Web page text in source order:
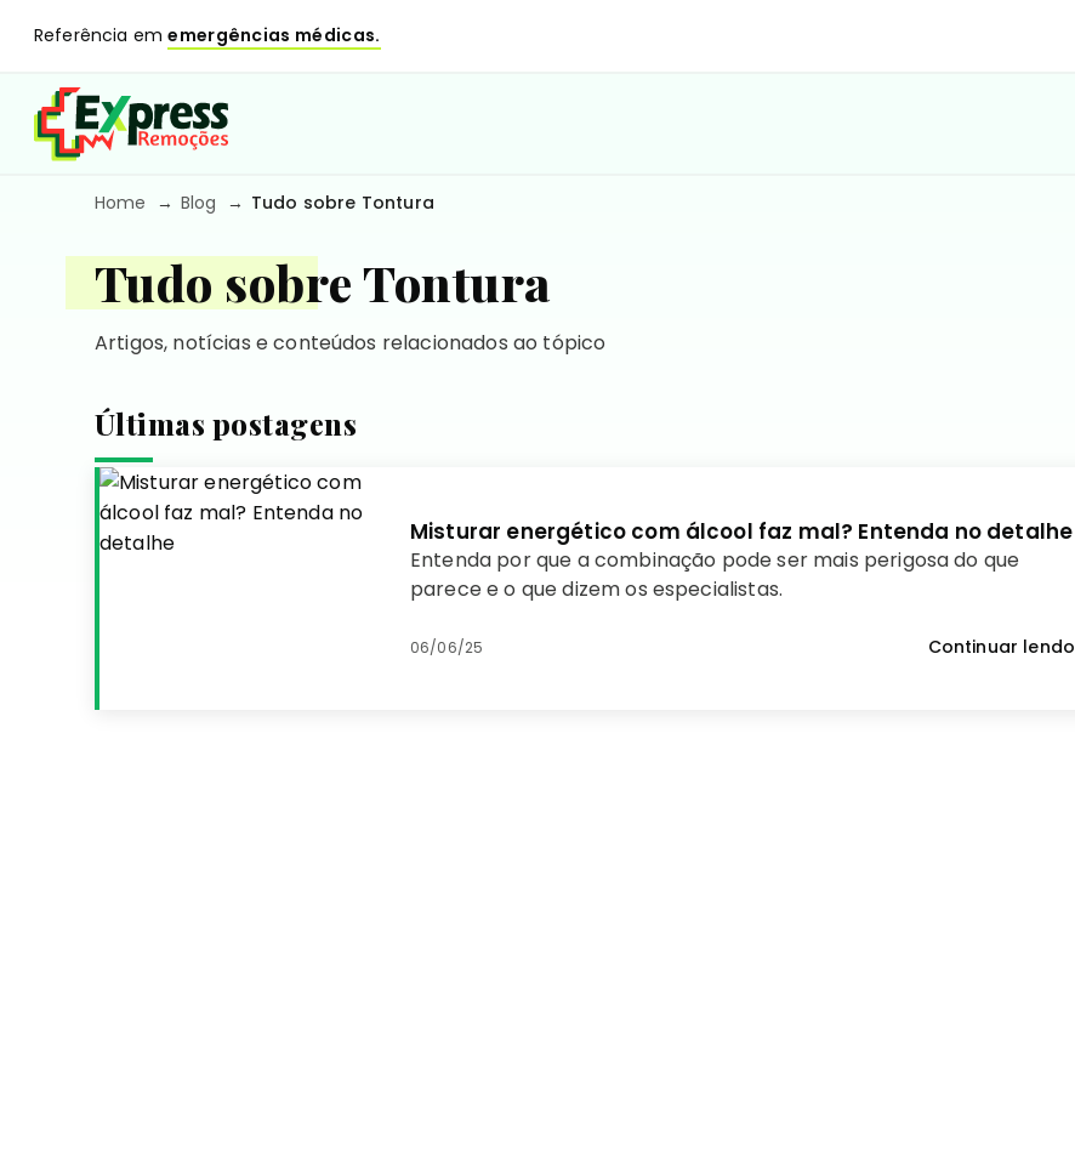
Referência ememergências médicas.
Home Blog Tudo sobre Tontura
Tudo sobre Tontura
Artigos, notícias e conteúdos relacionados ao tópico
Últimas postagens
Misturar energético com álcool faz mal? Entenda no detalhe
Entenda por que a combinação pode ser mais perigosa do que
parece e o que dizem os especialistas.
06/06/25 Continuar lendo